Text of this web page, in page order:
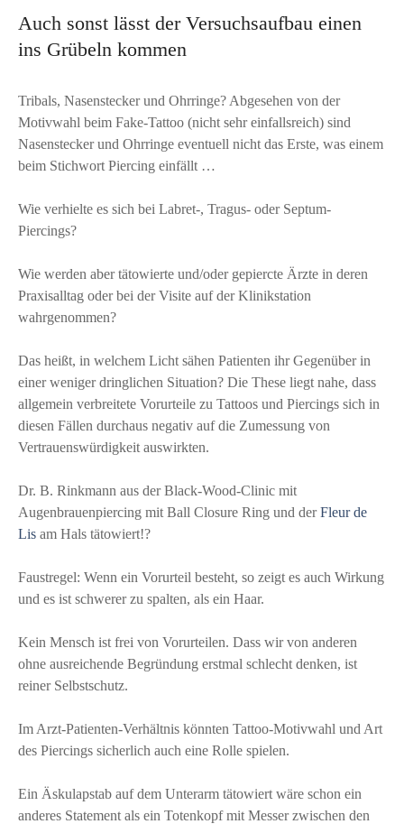
Auch sonst lässt der Versuchsaufbau einen
ins Grübeln kommen
Tribals, Nasenstecker und Ohrringe? Abgesehen von der
Motivwahl beim Fake-Tattoo (nicht sehr einfallsreich) sind
Nasenstecker und Ohrringe eventuell nicht das Erste, was einem
beim Stichwort Piercing einfällt …
Wie verhielte es sich bei Labret-, Tragus- oder Septum-
Piercings?
Wie werden aber tätowierte und/oder gepiercte Ärzte in deren
Praxisalltag oder bei der Visite auf der Klinikstation
wahrgenommen?
Das heißt, in welchem Licht sähen Patienten ihr Gegenüber in
einer weniger dringlichen Situation? Die These liegt nahe, dass
allgemein verbreitete Vorurteile zu Tattoos und Piercings sich in
diesen Fällen durchaus negativ auf die Zumessung von
Vertrauenswürdigkeit auswirkten.
Dr. B. Rinkmann aus der Black-Wood-Clinic mit
Augenbrauenpiercing mit Ball Closure Ring und derFleur de
Lis am Hals tätowiert!?
Faustregel: Wenn ein Vorurteil besteht, so zeigt es auch Wirkung
und es ist schwerer zu spalten, als ein Haar.
Kein Mensch ist frei von Vorurteilen. Dass wir von anderen
ohne ausreichende Begründung erstmal schlecht denken, ist
reiner Selbstschutz.
Im Arzt-Patienten-Verhältnis könnten Tattoo-Motivwahl und Art
des Piercings sicherlich auch eine Rolle spielen.
Ein Äskulapstab auf dem Unterarm tätowiert wäre schon ein
anderes Statement als ein Totenkopf mit Messer zwischen den